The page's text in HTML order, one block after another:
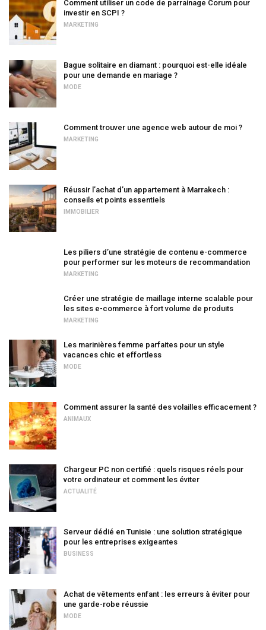
Comment utiliser un code de parrainage Corum pour
investir en SCPI ?
MARKETING
Bague solitaire en diamant : pourquoi est-elle idéale
pour une demande en mariage ?
MODE
Comment trouver une agence web autour de moi ?
MARKETING
Réussir l’achat d’un appartement à Marrakech :
conseils et points essentiels
IMMOBILIER
Les piliers d’une stratégie de contenu e-commerce
pour performer sur les moteurs de recommandation
MARKETING
Créer une stratégie de maillage interne scalable pour
les sites e-commerce à fort volume de produits
MARKETING
Les marinières femme parfaites pour un style
vacances chic et effortless
MODE
Comment assurer la santé des volailles efficacement ?
ANIMAUX
Chargeur PC non certifié : quels risques réels pour
votre ordinateur et comment les éviter
ACTUALITÉ
Serveur dédié en Tunisie : une solution stratégique
pour les entreprises exigeantes
BUSINESS
Achat de vêtements enfant : les erreurs à éviter pour
une garde-robe réussie
MODE